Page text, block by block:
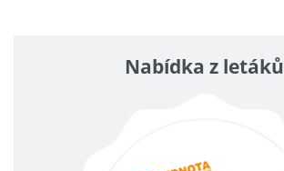
Nabídka z letáků